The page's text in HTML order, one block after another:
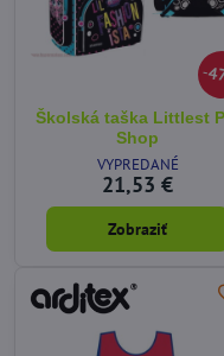
Školská taška Littlest
Shop
VYPREDANÉ
21,53 €
Zobraziť